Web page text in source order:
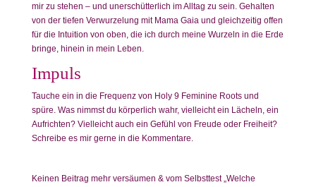
mir zu stehen – und unerschütterlich im Alltag zu sein. Gehalten
von der tiefen Verwurzelung mit Mama Gaia und gleichzeitig offen
für die Intuition von oben, die ich durch meine Wurzeln in die Erde
bringe, hinein in mein Leben.
Impuls
Tauche ein in die Frequenz von Holy 9 Feminine Roots und
spüre. Was nimmst du körperlich wahr, vielleicht ein Lächeln, ein
Aufrichten? Vielleicht auch ein Gefühl von Freude oder Freiheit?
Schreibe es mir gerne in die Kommentare.
Keinen Beitrag mehr versäumen & vom Selbsttest „Welche